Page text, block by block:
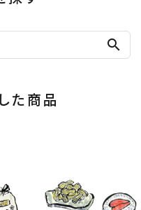
search
た商品